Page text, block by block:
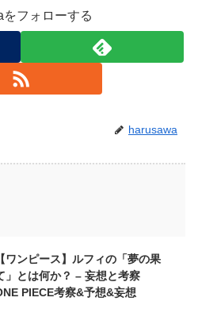
をフォローする
harusawa
【ワンピース】ルフィの「夢の果
」とは何か？ – 妄想と考察
PIECE考察&予想&妄想